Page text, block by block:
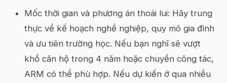
Mốc thời gian và phương án thoái lui: Hãy trung
thực về kế hoạch nghề nghiệp, quy mô gia đình
và ưu tiên trường học. Nếu bạn nghĩ sẽ vượt
khổ căn hộ trong 4 năm hoặc chuyển công tác,
ARM có thể phù hợp. Nếu dự kiến ở qua nhiều